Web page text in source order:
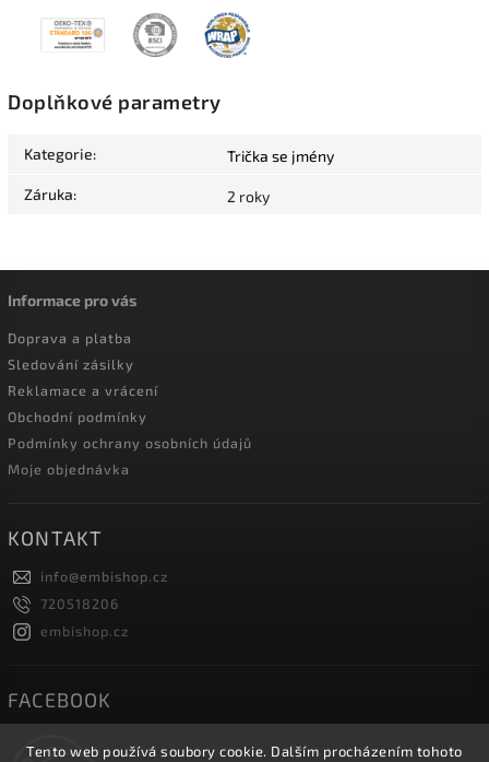
Tento web používá soubory cookie. Dalším procházením tohoto
Doplňkové parametry
Kategorie: Trička se jmény
Záruka: 2 roky
Informace pro vás
Doprava a platba
Sledování zásilky
Reklamace a vrácení
Obchodní podmínky
Podmínky ochrany osobních údajů
Moje objednávka
KONTAKT
info@embishop.cz
720518206
embishop.cz
FACEBOOK